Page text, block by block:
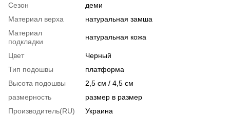
Сезон
деми
Материал верха
натуральная замша
Материал
подкладки
натуральная кожа
Цвет
Черный
Тип подошвы
платформа
Высота подошвы
2,5 см / 4,5 см
размерность
размер в размер
Производитель(RU)
Украина